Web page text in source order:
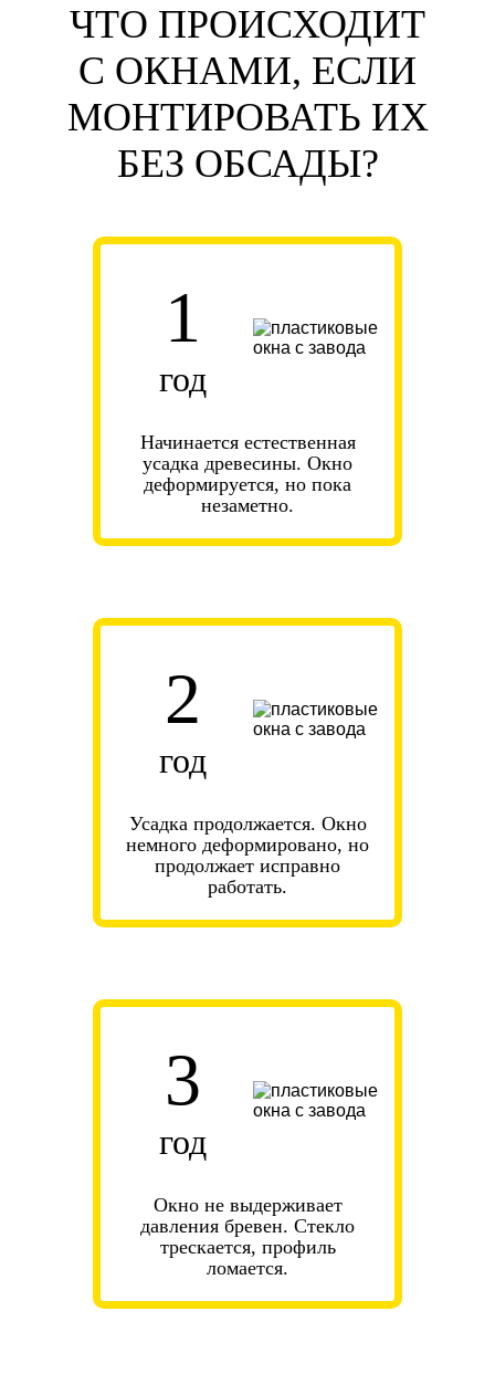
ЧТО ПРОИСХОДИТ
С ОКНАМИ, ЕСЛИ
МОНТИРОВАТЬ ИХ
БЕЗ ОБСАДЫ?
1
год
Начинается естественная
усадка древесины. Окно
деформируется, но пока
незаметно.
2
год
Усадка продолжается. Окно
немного деформировано, но
продолжает исправно
работать.
3
год
Окно не выдерживает
давления бревен. Стекло
трескается, профиль
ломается.